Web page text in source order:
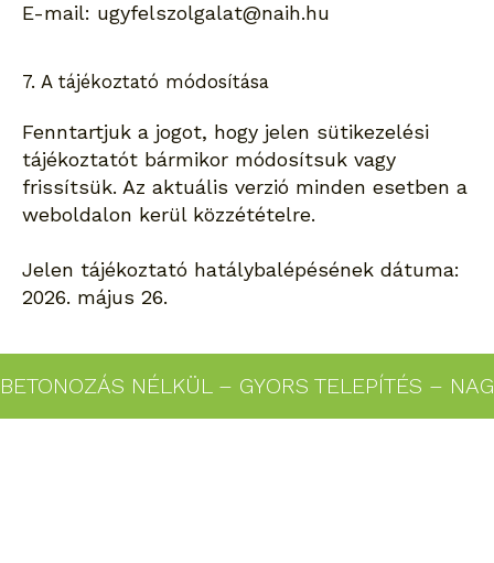
E-mail: ugyfelszolgalat@naih.hu
7. A tájékoztató módosítása
Fenntartjuk a jogot, hogy jelen sütikezelési
tájékoztatót bármikor módosítsuk vagy
frissítsük. Az aktuális verzió minden esetben a
weboldalon kerül közzétételre.
Jelen tájékoztató hatálybalépésének dátuma:
2026. május 26.
BETONOZÁS NÉLKÜL – GYORS TELEPÍTÉS –